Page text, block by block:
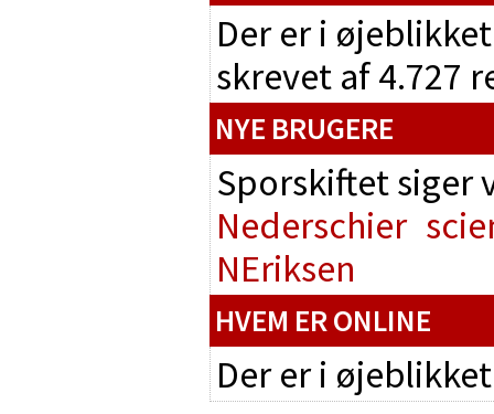
Der er i
skrevet af 4.727
NYE BRUGERE
Sporskiftet
Nederschier
NEriksen
HVEM ER ONLINE
Der er i